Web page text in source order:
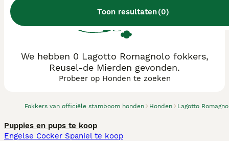
Toon resultaten(0)
Fokkers van officiële stamboom honden Honden Lagotto
We hebben 0 Lagotto Romagnolo fokkers,
Reusel-de Mierden gevonden.
Probeer op Honden te zoeken
Puppies en pups te koop
Engelse Cocker Spaniel te koop